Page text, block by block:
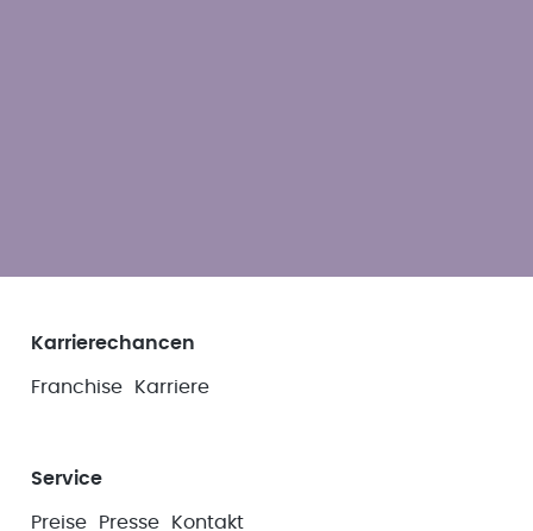
Karrierechancen
Franchise Karriere
Service
Preise Presse Kontakt